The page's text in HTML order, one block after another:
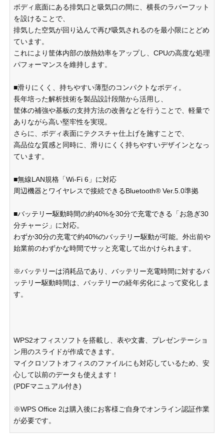
ボディ底面にある排気口と吸気口の間に、横長のラバーフット
を設けることで、
排気した空気が回り込んで再び吸気されるのを最小限にとどめ
ています。
これにより筐体内部の放熱効率をアップし、CPUの高度な処理
パフォーマンスを維持します。
■滑りにくく、持ちやすい薄型のコンパクトなボディ。
長年培った解析技術を製品設計段階から活用し、
筐体の補強や基板の支持方法の改善などを行うことで、軽量で
ありながら高い堅牢性を実現。
さらに、ボディ表面にテクスチャ仕上げを施すことで、
高品位な質感と同時に、滑りにくく持ちやすいデザインとなっ
ています。
■無線LAN規格「Wi-Fi 6」に対応
周辺機器とワイヤレスで接続できるBluetooth® Ver.5.0準拠
■バッテリー駆動時間の約40%を30分で充電できる「お急ぎ30
分チャージ」に対応。
わずか30分の充電で約40%のバッテリー駆動が可能。外出前や
始業前のわずかな時間でサッと充電して出かけられます。
※バッテリーは消耗品であり、バッテリー充電時間に対するバ
ッテリー駆動時間は、バッテリーの経年劣化によって変化しま
す。
WPS2オフィスソフトを搭載し、表や文書、プレゼンテーショ
ン用のスライドが作成できます。
マイクロソフトオフィスのファイルにも対応しているため、安
心して以前のデータも使えます！
(PDFマニュアル付き)
※WPS Office 2は購入後にお客様ご自身でオンライン認証作業
が必要です。